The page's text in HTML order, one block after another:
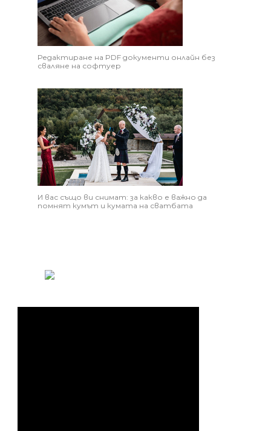
Редактиране на PDF документи онлайн без
сваляне на софтуер
И вас също ви снимат: за какво е важно да
помнят кумът и кумата на сватбата